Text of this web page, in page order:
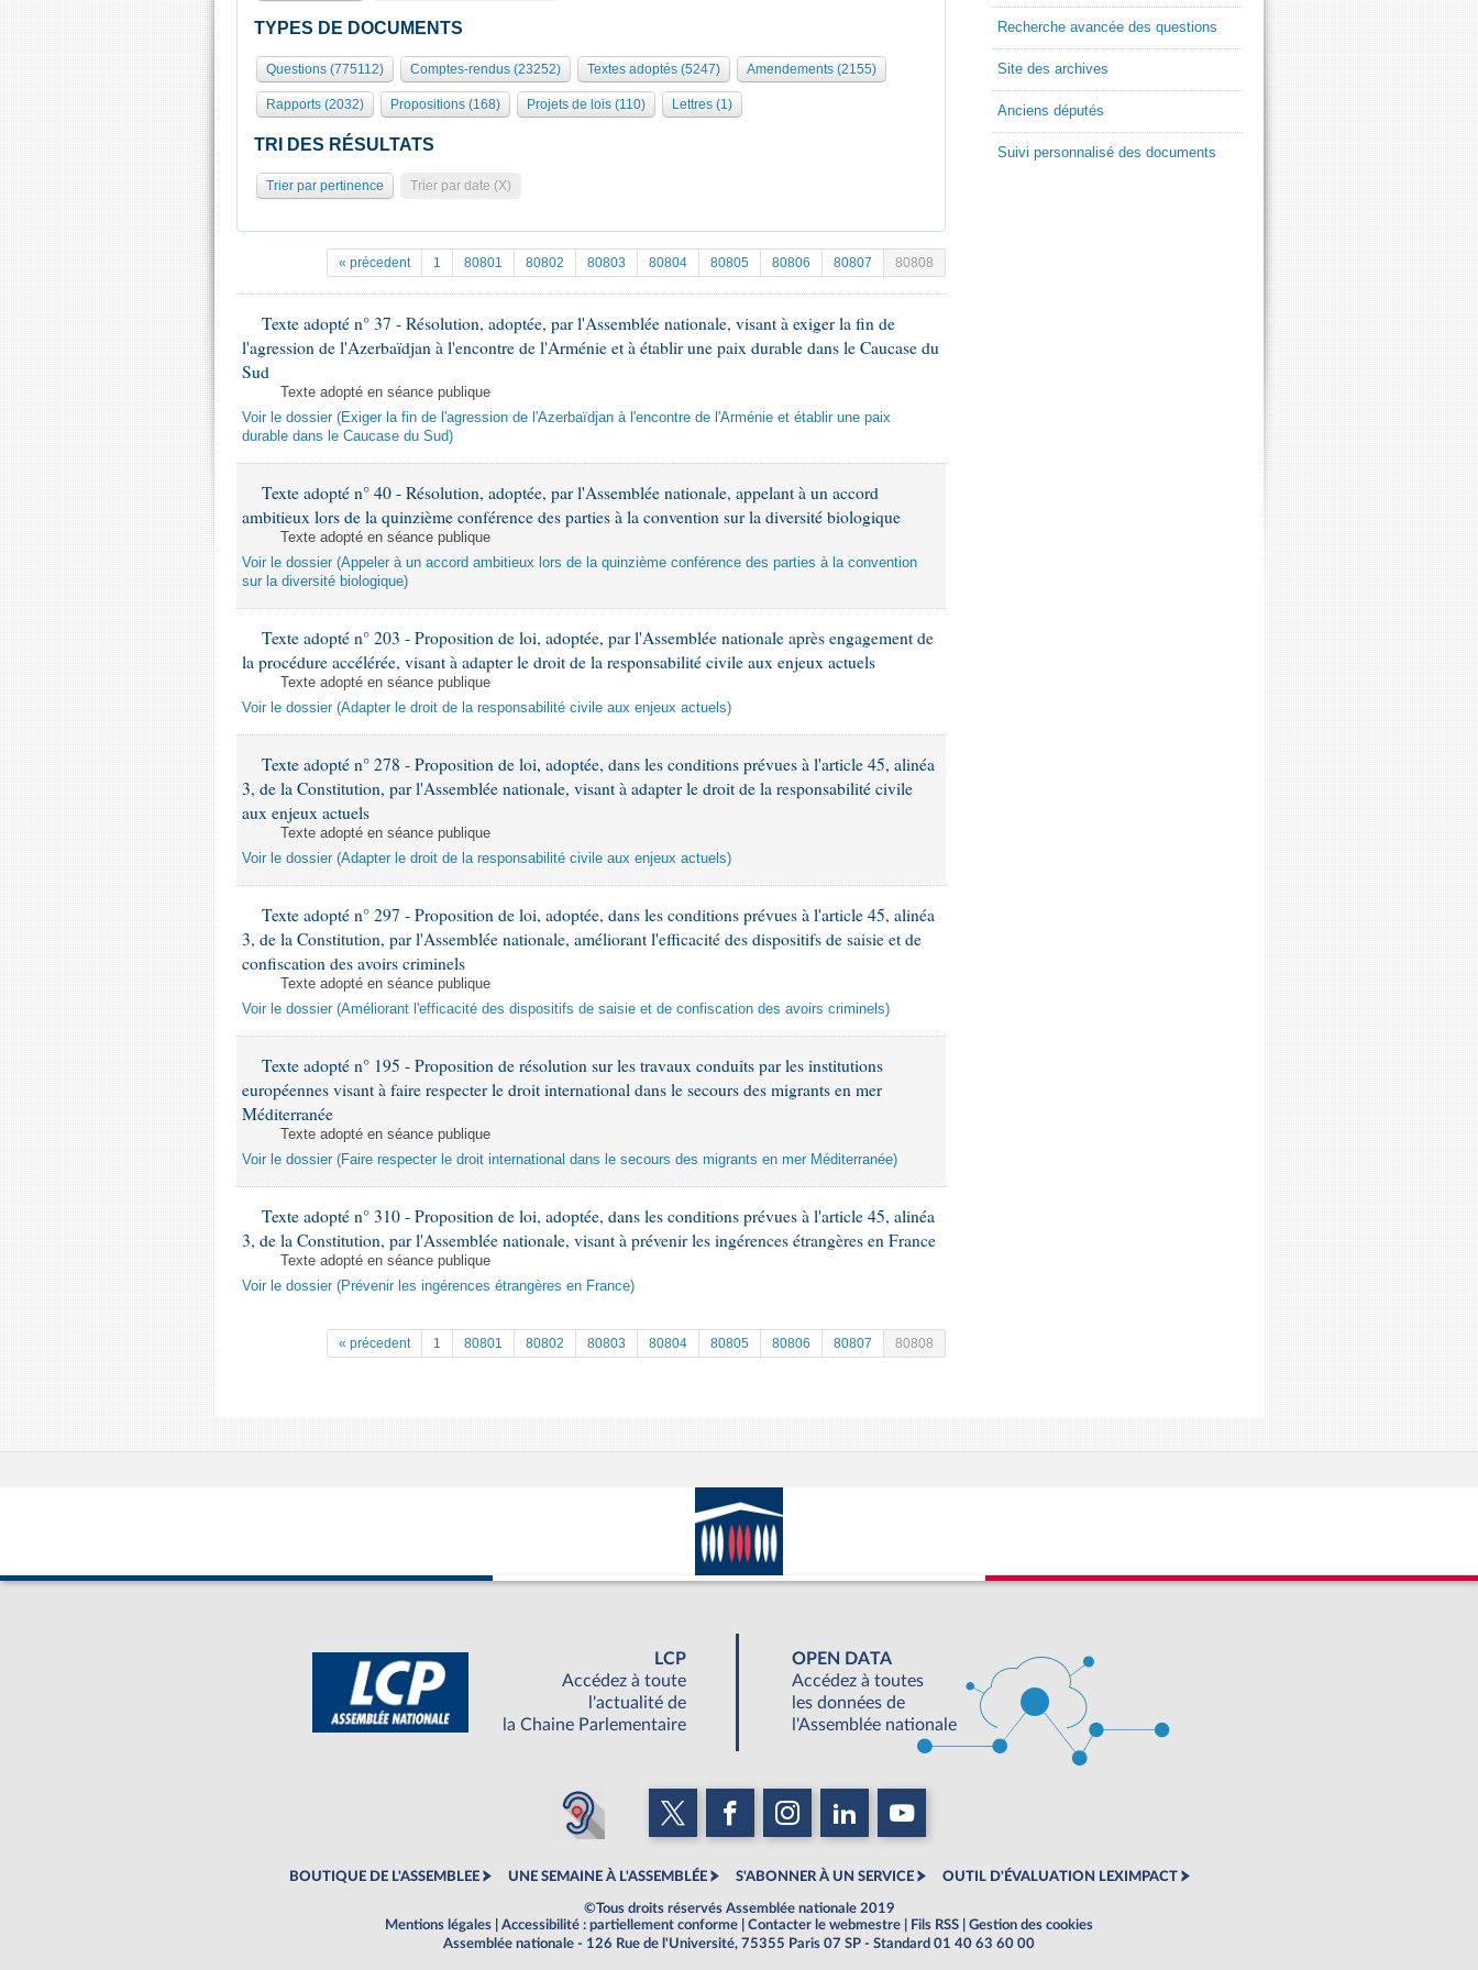
TYPES DE DOCUMENTS
Questions (775112) Comptes-rendus (23252) Textes adoptés (5247) Amendements (2155)
Rapports (2032) Propositions (168) Projets de lois (110) Lettres (1)
TRI DES RÉSULTATS
Trier par pertinence Trier par date (X)
« précedent 1 80801 80802 80803 80804 80805 80806 80807 80808
Texte adopté n° 37 - Résolution, adoptée, par l'Assemblée nationale, visant à exiger la fin de
l'agression de l'Azerbaïdjan à l'encontre de l'Arménie et à établir une paix durable dans le Caucase du
Sud
Texte adopté en séance publique
Voir le dossier (Exiger la fin de l'agression de l'Azerbaïdjan à l'encontre de l'Arménie et établir une paix
durable dans le Caucase du Sud)
Texte adopté n° 40 - Résolution, adoptée, par l'Assemblée nationale, appelant à un accord
ambitieux lors de la quinzième conférence des parties à la convention sur la diversité biologique
Texte adopté en séance publique
Voir le dossier (Appeler à un accord ambitieux lors de la quinzième conférence des parties à la convention
sur la diversité biologique)
Texte adopté n° 203 - Proposition de loi, adoptée, par l'Assemblée nationale après engagement de
la procédure accélérée, visant à adapter le droit de la responsabilité civile aux enjeux actuels
Texte adopté en séance publique
Voir le dossier (Adapter le droit de la responsabilité civile aux enjeux actuels)
Texte adopté n° 278 - Proposition de loi, adoptée, dans les conditions prévues à l'article 45, alinéa
3, de la Constitution, par l'Assemblée nationale, visant à adapter le droit de la responsabilité civile
aux enjeux actuels
Texte adopté en séance publique
Voir le dossier (Adapter le droit de la responsabilité civile aux enjeux actuels)
Texte adopté n° 297 - Proposition de loi, adoptée, dans les conditions prévues à l'article 45, alinéa
3, de la Constitution, par l'Assemblée nationale, améliorant l'efficacité des dispositifs de saisie et de
confiscation des avoirs criminels
Texte adopté en séance publique
Voir le dossier (Améliorant l'efficacité des dispositifs de saisie et de confiscation des avoirs criminels)
Texte adopté n° 195 - Proposition de résolution sur les travaux conduits par les institutions
européennes visant à faire respecter le droit international dans le secours des migrants en mer
Méditerranée
Texte adopté en séance publique
Voir le dossier (Faire respecter le droit international dans le secours des migrants en mer Méditerranée)
Texte adopté n° 310 - Proposition de loi, adoptée, dans les conditions prévues à l'article 45, alinéa
3, de la Constitution, par l'Assemblée nationale, visant à prévenir les ingérences étrangères en France
Texte adopté en séance publique
Voir le dossier (Prévenir les ingérences étrangères en France)
« précedent 1 80801 80802 80803 80804 80805 80806 80807 80808
Recherche avancée des questions
Site des archives
Anciens députés
Suivi personnalisé des documents
LCP
Accédez à toute
l'actualité de
la Chaine Parlementaire
OPEN DATA
Accédez à toutes
les données de
l'Assemblée nationale
BOUTIQUE DE L'ASSEMBLEE UNE SEMAINE À L'ASSEMBLÉE S'ABONNER À UN SERVICE OUTIL D'ÉVALUATION LEXIMPACT
©Tous droits réservés Assemblée nationale 2019
Mentions légales
Accessibilité : partiellement conforme Contacter le webmestre Fils RSS
Gestion des cookies
Assemblée nationale - 126 Rue de l'Université, 75355 Paris 07 SP - Standard 01 40 63 60 00